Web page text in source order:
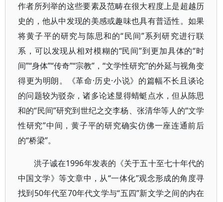
作者所列举的这些要素及范畴在很大程度上是超越历
史的，他从中发现的美感或趣味也具有普适性。如果
将黄子平的研究与陈思和的“民间”系列研究进行联
系，可以发现从相对模糊的“民间”到更加具体的“时
间”“身体”“传奇”“宗教”，“文学性研究”的外延与视角变
得更为明朗。《革命·历史·小说》的篇幅不长且谈论
的问题较为驳杂，诸多论述显得蜻蜓点水，但从陈思
和的“民间”研究到世纪之交李杨、张清华等人的“文学
性研究”中间，黄子平的研究确实仿佛一座连通前后
的“桥梁”。
洪子诚在1996年发表的《关于五十至七十年代的
中国文学》等文章中，从“一体化”观念形成的角度寻
找到50年代至70年代文学与“五四”新文学之间的内在